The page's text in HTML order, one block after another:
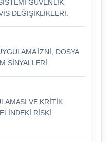
GÜVENLIK
DEĞIŞIKLIKLERI.
IZNI, DOSYA
SINYALLERI.
VE KRITIK
RISKI